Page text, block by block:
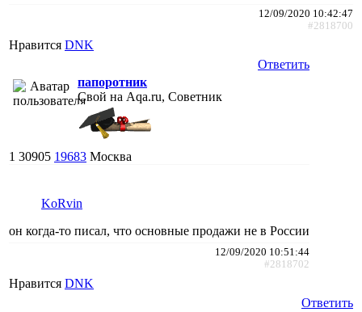
12/09/2020 10:42:47
#2818700
Нравится DNK
Ответить
папоротник
Свой на Aqa.ru, Советник
1 30905 19683 Москва
KoRvin
он когда-то писал, что основные продажи не в России
12/09/2020 10:51:44
#2818702
Нравится DNK
Ответить